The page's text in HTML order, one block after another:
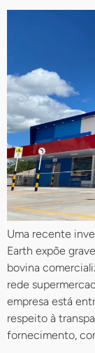
Uma recente
Earth expõe
bovina
rede
empresa está
respeito à
fornecimento,